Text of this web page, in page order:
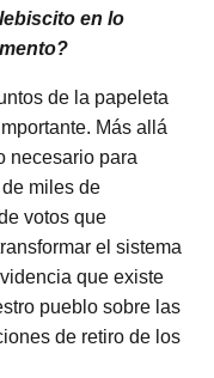
en lo
de la papeleta
Más allá
necesario para
miles de
votos que
el sistema
que existe
pueblo sobre las
de retiro de los